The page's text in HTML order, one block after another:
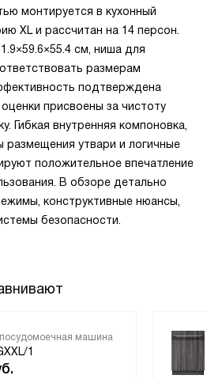
защищённости — есть
от протечек, поэтому
дом заполняется гостями.
и дополнительные
а функция
дверцы облегчает сушку.
заметна по счёту, это
упрощает бытовые заботы и
семьи и хобби. Я доволен
монтируется в кухонный
XL и рассчитан на 14 персон.
см, ниша для
размерам
подтверждена
присвоены за чистоту
Гибкая внутренняя компоновка,
утвари и логичные
положительное впечатление
В обзоре детально
конструктивные нюансы,
безопасности.
машина
1